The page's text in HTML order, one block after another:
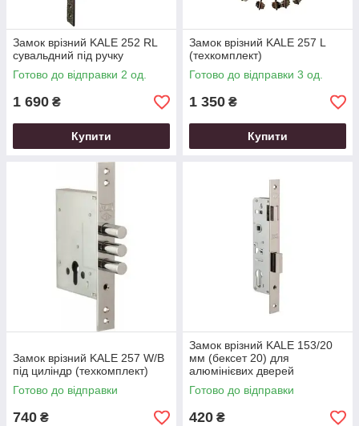
Замок врізний KALE 252 RL
сувальдний під ручку
Готово до відправки 2 од.
1 690 ₴
Купити
Замок врізний KALE 257 L
(техкомплект)
Готово до відправки 3 од.
1 350 ₴
Купити
Замок врізний KALE 257 W/B
під циліндр (техкомплект)
Готово до відправки
740 ₴
Замок врізний KALE 153/20
мм (бексет 20) для
алюмінієвих дверей
Готово до відправки
420 ₴